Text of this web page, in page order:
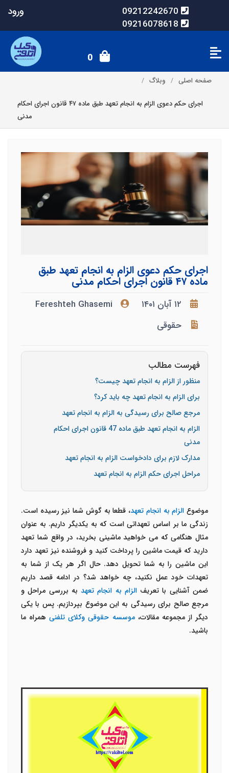
09212242670
09216078618
ورود
0
صفحه اصلی وبلاگ
اجرای حکم دعوی الزام به انجام تعهد طبق ماده ۴۷ قانون اجرای احکام
مدنی
اجرای حکم دعوی الزام به انجام تعهد طبق
ماده ۴۷ قانون اجرای احکام مدنی
۱۲ آبان ۱۴۰۱
Fereshteh Ghasemi
حقوقی
فهرست مطالب
منظور از الزام به انجام تعهد چیست؟
برای الزام به انجام تعهد چه باید کرد؟
مرجع صالح برای رسیدگی به الزام به انجام تعهد
الزام به انجام تعهد طبق ماده 47 قانون اجرای احکام
مدنی
مدارک لازم برای دادخواست الزام به انجام تعهد
مراحل اجرای حکم الزام به انجام تعهد
موضوع الزام به انجام تعهد، قطعا به گوش شما نیز رسیده است.
زندگی ما بر اساس تعهداتی است که به یکدیگر داریم. به عنوان
مثال هنگامی که می خواهید ماشینی بخرید، در واقع شما تعهد
دارید که قیمت ماشین را پرداخت کنید و فروشنده نیز تعهد دارد
این ماشین را به شما تحویل دهد. حال اگر هر یک از شما به
تعهدات خود عمل نکنید، چه خواهد شد؟ در ادامه قصد داریم
ضمن آشنایی با تعریفالزام به انجام تعهدبه بررسی مراحل و
مرجع صالح برای رسیدگی به این موضوع بپردازیم. پس با یکی
دیگر از مجموعه مقالات، موسسه حقوقی وکلای تلفنی همراه ما
باشید.